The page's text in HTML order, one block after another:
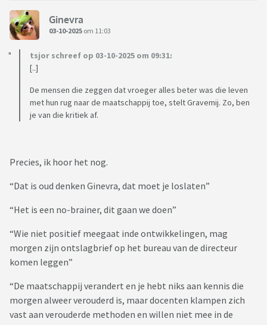
Ginevra
03-10-2025 om 11:03
tsjor schreef op 03-10-2025 om 09:31:
[..]
De mensen die zeggen dat vroeger alles beter was die leven
met hun rug naar de maatschappij toe, stelt Gravemij. Zo, ben
je van die kritiek af.
Precies, ik hoor het nog.
“Dat is oud denken Ginevra, dat moet je loslaten”
“Het is een no-brainer, dit gaan we doen”
“Wie niet positief meegaat inde ontwikkelingen, mag
morgen zijn ontslagbrief op het bureau van de directeur
komen leggen”
“De maatschappij verandert en je hebt niks aan kennis die
morgen alweer verouderd is, maar docenten klampen zich
vast aan verouderde methoden en willen niet mee in de